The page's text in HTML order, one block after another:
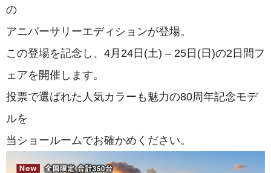
の
アニバーサリーエディションが登場。
この登場を記念し、4月24日(土) – 25日(日)の2日間フ
ェアを開催します。
投票で選ばれた人気カラーも魅力の80周年記念モデ
ルを
当ショールームでお確かめください。